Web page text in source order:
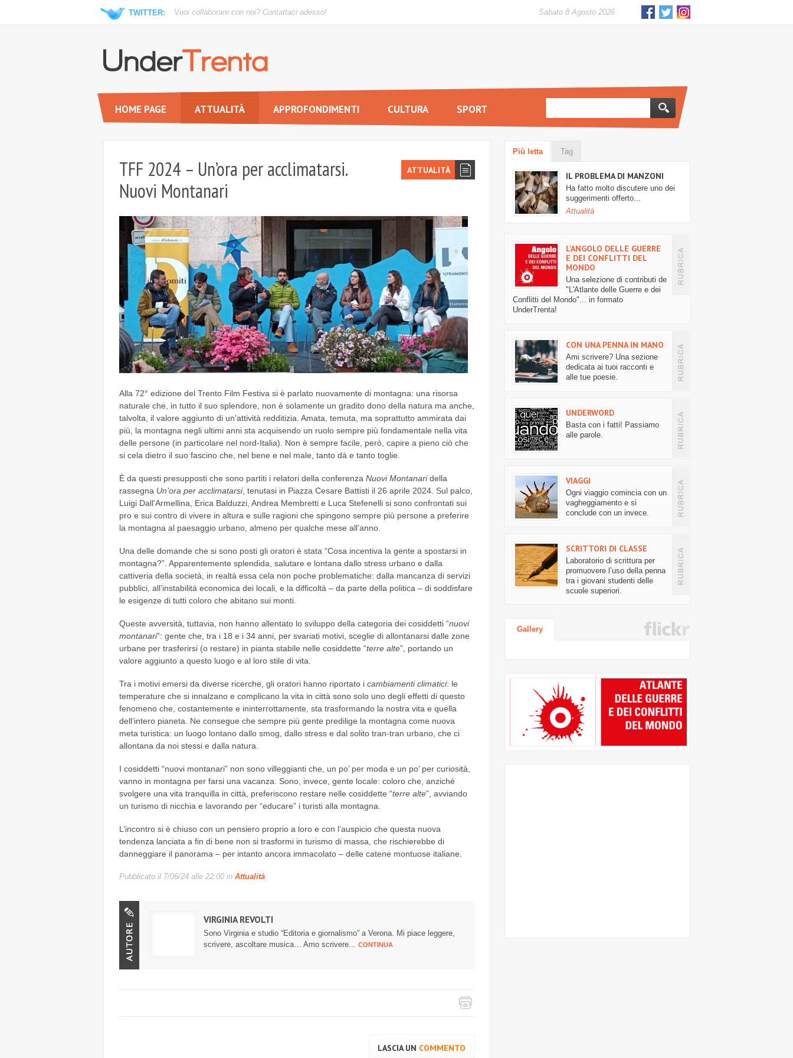
HOME PAGE ATTUALITÀ APPROFONDIMENTI CULTURA SPORT
TFF 2024 – Un’ora per acclimatarsi.
Nuovi Montanari
Alla 72° edizione del Trento Film Festiva si è parlato nuovamente di montagna: una risorsa
naturale che, in tutto il suo splendore, non è solamente un gradito dono della natura ma anche,
talvolta, il valore aggiunto di un’attività redditizia. Amata, temuta, ma soprattutto ammirata dai
più, la montagna negli ultimi anni sta acquisendo un ruolo sempre più fondamentale nella vita
delle persone (in particolare nel nord-Italia). Non è sempre facile, però, capire a pieno ciò che
si cela dietro il suo fascino che, nel bene e nel male, tanto dà e tanto toglie.
È da questi presupposti che sono partiti i relatori della conferenza Nuovi Montanaridella
rassegna Un’ora per acclimatarsi, tenutasi in Piazza Cesare Battisti il 26 aprile 2024. Sul palco,
Luigi Dall’Armellina, Erica Balduzzi, Andrea Membretti e Luca Stefenelli si sono confrontati sui
pro e sui contro di vivere in altura e sulle ragioni che spingono sempre più persone a preferire
la montagna al paesaggio urbano, almeno per qualche mese all’anno.
Una delle domande che si sono posti gli oratori è stata “Cosa incentiva la gente a spostarsi in
montagna?”. Apparentemente splendida, salutare e lontana dallo stress urbano e dalla
cattiveria della società, in realtà essa cela non poche problematiche: dalla mancanza di servizi
pubblici, all’instabilità economica dei locali, e la difficoltà – da parte della politica – di soddisfare
le esigenze di tutti coloro che abitano sui monti.
Queste avversità, tuttavia, non hanno allentato lo sviluppo della categoria dei cosiddetti “nuovi
montanari”: gente che, tra i 18 e i 34 anni, per svariati motivi, sceglie di allontanarsi dalle zone
urbane per trasferirsi (o restare) in pianta stabile nelle cosiddette “terre alte”, portando un
valore aggiunto a questo luogo e al loro stile di vita.
Tra i motivi emersi da diverse ricerche, gli oratori hanno riportato i cambiamenti climatici: le
temperature che si innalzano e complicano la vita in città sono solo uno degli effetti di questo
fenomeno che, costantemente e ininterrottamente, sta trasformando la nostra vita e quella
dell’intero pianeta. Ne consegue che sempre più gente predilige la montagna come nuova
meta turistica: un luogo lontano dallo smog, dallo stress e dal solito tran-tran urbano, che ci
allontana da noi stessi e dalla natura.
I cosiddetti “nuovi montanari” non sono villeggianti che, un po’ per moda e un po’ per curiosità,
vanno in montagna per farsi una vacanza. Sono, invece, gente locale: coloro che, anziché
svolgere una vita tranquilla in città, preferiscono restare nelle cosiddette “terre alte”, avviando
un turismo di nicchia e lavorando per “educare” i turisti alla montagna.
L’incontro si è chiuso con un pensiero proprio a loro e con l’auspicio che questa nuova
tendenza lanciata a fin di bene non si trasformi in turismo di massa, che rischierebbe di
danneggiare il panorama – per intanto ancora immacolato – delle catene montuose italiane.
ATTUALITÀ
Pubblicato il 7/06/24 alle 22:00in Attualità
VIRGINIA REVOLTI
Sono Virginia e studio “Editoria e giornalismo” a Verona. Mi piace leggere,
scrivere, ascoltare musica… Amo scrivere... CONTINUA
LASCIA UN COMMENTO
Più letta Tag
IL PROBLEMA DI MANZONI
Ha fatto molto discutere uno dei
suggerimenti offerto...
Attualità
L'ANGOLO DELLE GUERRE
E DEI CONFLITTI DEL
MONDO
Una selezione di contributi de
"L'Atlante delle Guerre e dei
Conflitti del Mondo"... in formato
UnderTrenta!
CON UNA PENNA IN MANO
Ami scrivere? Una sezione
dedicata ai tuoi racconti e
alle tue poesie.
UNDERWORD
Basta con i fatti! Passiamo
alle parole.
VIAGGI
Ogni viaggio comincia con un
vagheggiamento e si
conclude con un invece.
SCRITTORI DI CLASSE
Laboratorio di scrittura per
promuovere l’uso della penna
tra i giovani studenti delle
scuole superiori.
Gallery
TWITTER: Vuoi collaborare con noi? Contattaci adesso! sabato 8 Agosto 2026